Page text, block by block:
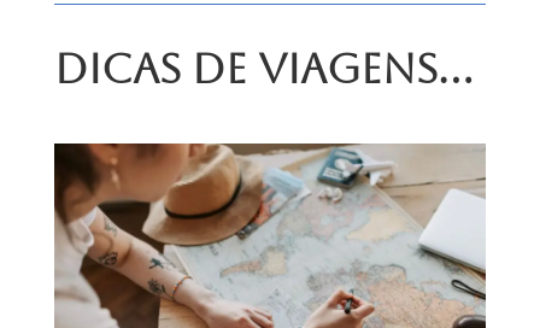
Dicas de Viagens…